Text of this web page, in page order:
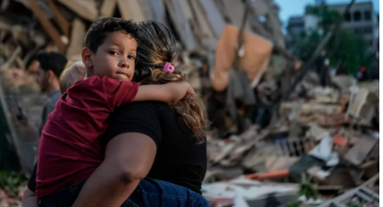
tecnologías de IA,deep learning y arquitecturas
continua de SAP, permitiendo reducir
de ASUG Venezuela, y Magdalena De Luca, CEO de
faciliten la toma de decisiones tecnológicas
del país.
, SAP Brand Manager de Sybven, quien explicó los